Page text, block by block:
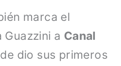
marca el
a Canal
dio sus primeros